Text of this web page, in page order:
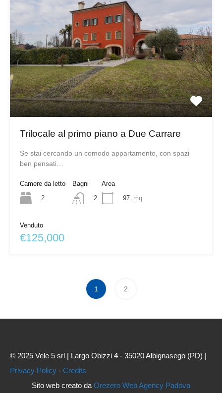
Trilocale al primo piano a Due Carrare
Se stai cercando un comodo appartamento, con spazi
ben pensati…
Camere da letto
2
Bagni
2
Area
97 mq
Venduto
€125,000
1 2
© 2025 Vele 5 srl | Largo Obizzi 4 - 35020 Albignasego (PD) |
Privacy Policy - Credits
Sito web creato da Orezero Web Agency Padova